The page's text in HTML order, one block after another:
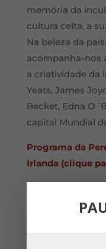
memória da
cultura celta, a
Na beleza da
acompanha-nos
a criatividade da
Yeats, James
Becket, Edna
capital Mundial
Programa da
Irlanda (clique
1ª Até 20 de